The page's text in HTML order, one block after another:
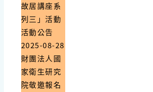
故居講座系
列三」活動
活動公告
2025-08-28
財團法人國
家衛生研究
院敬邀報名